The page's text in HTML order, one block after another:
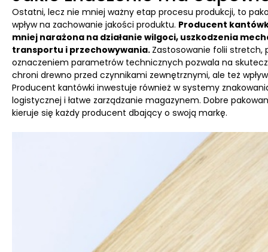
Ostatni, lecz nie mniej ważny etap procesu produkcji, to
wpływ na zachowanie jakości produktu. Producent
mniej narażona na działanie wilgoci, uszkodzenia
transportu i przechowywania. Zastosowanie folii stretch,
oznaczeniem parametrów technicznych pozwala na
chroni drewno przed czynnikami zewnętrznymi, ale też
Producent kantówki inwestuje również w systemy
logistycznej i łatwe zarządzanie magazynem. Dobre
kieruje się każdy producent dbający o swoją markę.